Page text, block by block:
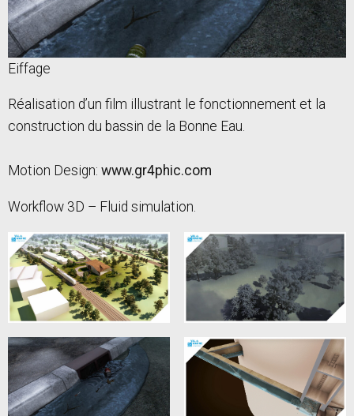
Eiffage
Réalisation d’un film illustrant le fonctionnement et la
construction du bassin de la Bonne Eau.
Motion Design: www.gr4phic.com
Workflow 3D – Fluid simulation.